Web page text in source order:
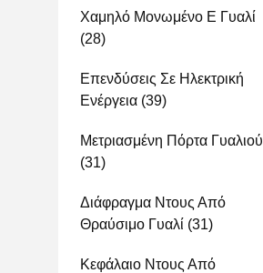
Χαμηλό Μονωμένο Ε Γυαλί
(28)
Επενδύσεις Σε Ηλεκτρική
Ενέργεια (39)
Μετριασμένη Πόρτα Γυαλιού
(31)
Διάφραγμα Ντους Από
Θραύσιμο Γυαλί (31)
Κεφάλαιο Ντους Από